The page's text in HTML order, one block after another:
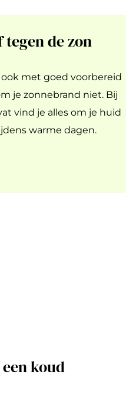
tegen de zon
met goed voorbereid
je zonnebrand niet. Bij
vind je alles om je huid
warme dagen.
koud